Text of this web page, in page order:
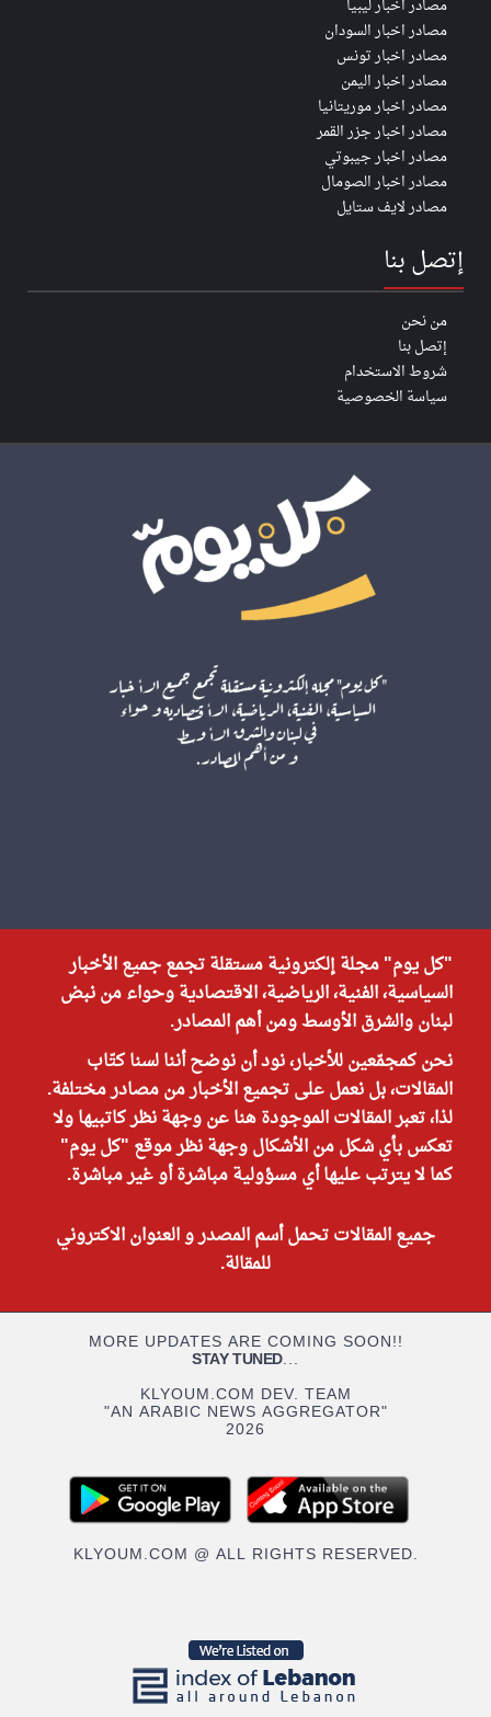
مصادر اخبار ليبيا
مصادر اخبار السودان
مصادر اخبار تونس
مصادر اخبار اليمن
مصادر اخبار موريتانيا
مصادر اخبار جزر القمر
مصادر اخبار جيبوتي
مصادر اخبار الصومال
مصادر لايف ستايل
إتصل بنا
من نحن
إتصل بنا
شروط الاستخدام
سياسة الخصوصية
"كل يوم" مجلة إلكترونية مستقلة تجمع جميع الأخبار
السياسية، الفنية، الرياضية، الاقتصادية وحواء من نبض
لبنان والشرق الأوسط ومن أهم المصادر.
نحن كمجمّعين للأخبار، نود أن نوضح أننا لسنا كتّاب
المقالات، بل نعمل على تجميع الأخبار من مصادر مختلفة.
لذا، تعبر المقالات الموجودة هنا عن وجهة نظر كاتبيها ولا
تعكس بأي شكل من الأشكال وجهة نظر موقع "كل يوم"
كما لا يترتب عليها أي مسؤولية مباشرة أو غير مباشرة.
جميع المقالات تحمل أسم المصدر و العنوان الاكتروني
للمقالة.
MORE UPDATES ARE COMING SOON!!
STAY TUNED...
KLYOUM.COM DEV. TEAM
"AN ARABIC NEWS AGGREGATOR"
2026
KLYOUM.COM @ ALL RIGHTS RESERVED.